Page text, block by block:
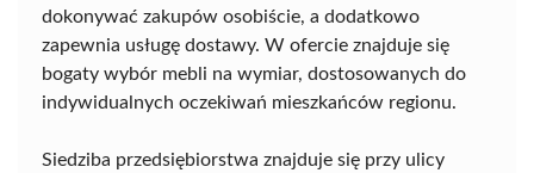
dokonywać zakupów osobiście, a dodatkowo
zapewnia usługę dostawy. W ofercie znajduje się
bogaty wybór mebli na wymiar, dostosowanych do
indywidualnych oczekiwań mieszkańców regionu.
Siedziba przedsiębiorstwa znajduje się przy ulicy